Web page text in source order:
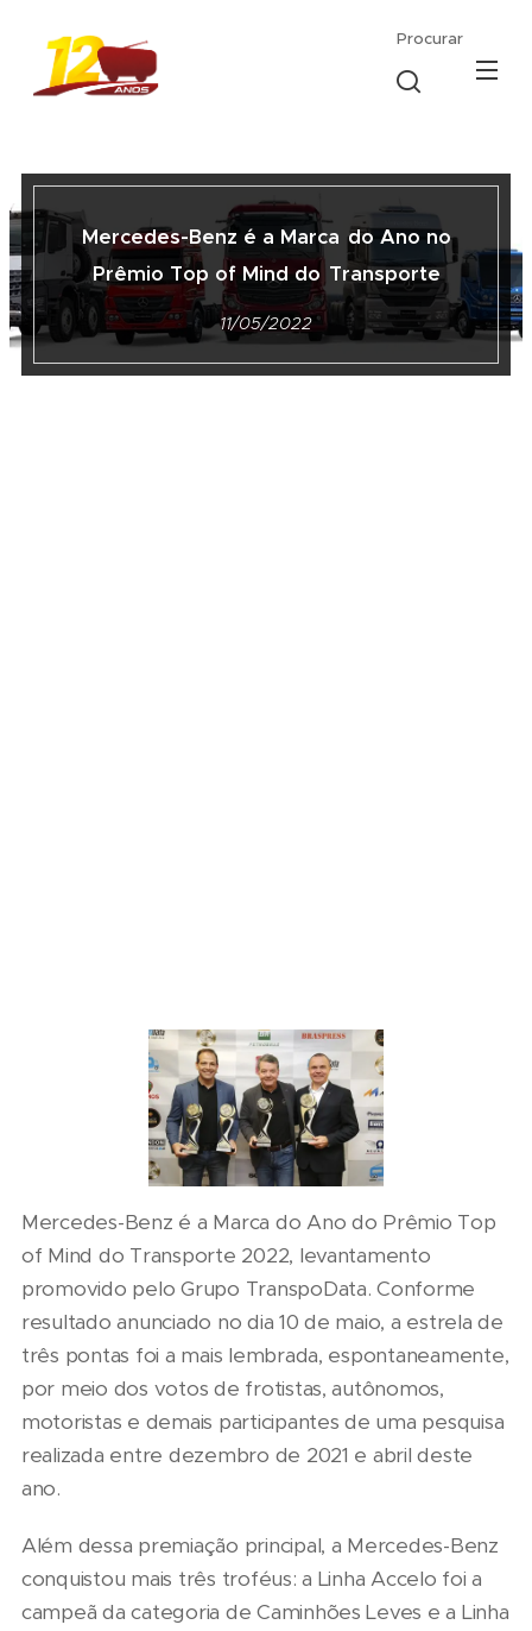
Procurar
Mercedes-Benz é a Marca do Ano no
Prêmio Top of Mind do Transporte
11/05/2022
Mercedes-Benz é a Marca do Ano do Prêmio Top
of Mind do Transporte 2022, levantamento
promovido pelo Grupo TranspoData. Conforme
resultado anunciado no dia 10 de maio, a estrela de
três pontas foi a mais lembrada, espontaneamente,
por meio dos votos de frotistas, autônomos,
motoristas e demais participantes de uma pesquisa
realizada entre dezembro de 2021 e abril deste
ano.
Além dessa premiação principal, a Mercedes-Benz
conquistou mais três troféus: a Linha Accelo foi a
campeã da categoria de Caminhões Leves e a Linha